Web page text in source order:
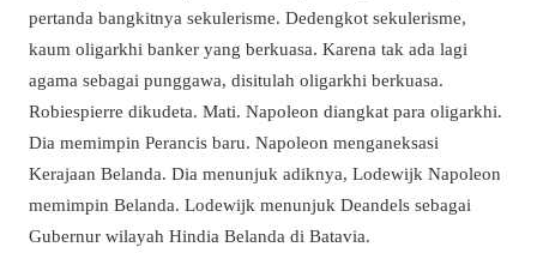
pertanda bangkitnya sekulerisme. Dedengkot sekulerisme,
kaum oligarkhi banker yang berkuasa. Karena tak ada lagi
agama sebagai punggawa, disitulah oligarkhi berkuasa.
Robiespierre dikudeta. Mati. Napoleon diangkat para oligarkhi.
Dia memimpin Perancis baru. Napoleon menganeksasi
Kerajaan Belanda. Dia menunjuk adiknya, Lodewijk Napoleon
memimpin Belanda. Lodewijk menunjuk Deandels sebagai
Gubernur wilayah Hindia Belanda di Batavia.